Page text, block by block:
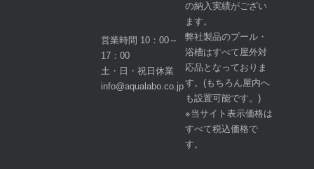
営業時間 10：00～
17：00
土・日・祝日休業
info@aqualabo.co.jp
の納入実績がござい
ます。
弊社製品のプール・
浴槽はすべて屋外対
応品となっておりま
す。(もちろん屋内へ
も設置可能です。)
※当サイト表示価格は
すべて税込価格で
す。